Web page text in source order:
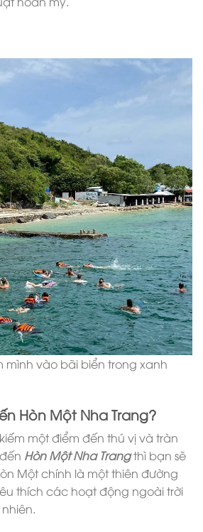
mình vào bãi biển trong xanh
Hòn Một Nha Trang?
một điểm đến thú vị và tràn
Hòn Một Nha Trangthì bạn sẽ
Một chính là một thiên đường
thích các hoạt động ngoài trời